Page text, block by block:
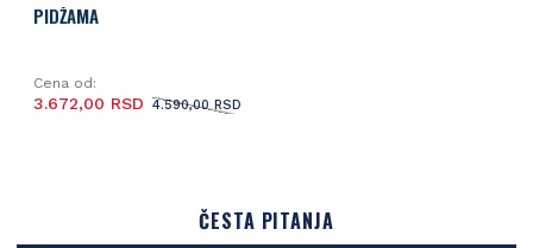
PIDŽAMA
Cena od:
4.590,00 RSD
3.672,00 RSD
ČESTA PITANJA